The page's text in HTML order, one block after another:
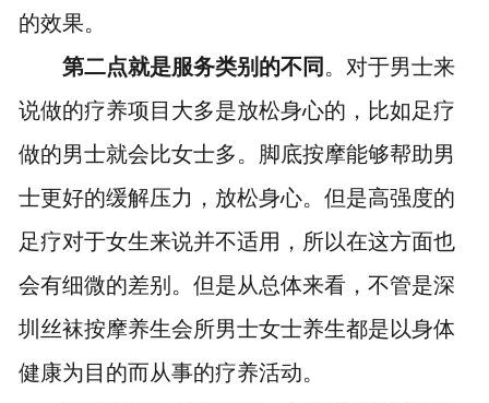
的效果。
第二点就是服务类别的不同 。对于男士来
说做的疗养项目大多是放松身心的，比如足疗
做的男士就会比女士多。脚底按摩能够帮助男
士更好的缓解压力，放松身心。但是高强度的
足疗对于女生来说并不适用，所以在这方面也
会有细微的差别。但是从总体来看，不管是深
圳丝袜按摩养生会所男士女士养生都是以身体
健康为目的而从事的疗养活动。